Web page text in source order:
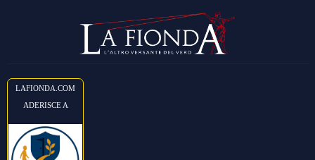
LAFIONDA.COM
ADERISCE A